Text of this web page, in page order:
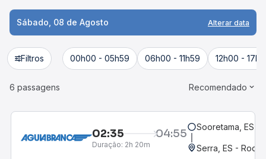
Sábado, 08 de Agosto Alterar data
Filtros 00h00 - 05h59 06h00 - 11h59 12h00 -
6 passagens Recomendado
02:35 04:55
Duração: 2h 20m
Sooretama, ES
Serra, ES -